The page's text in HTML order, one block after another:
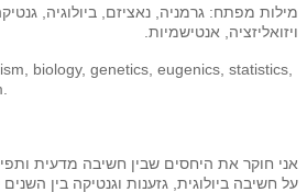
מילות מפתח: גרמניה, נאציזם, ביולוגיה,
ויזואליזציה, אנטישמיות.
biology, genetics, eugenics, statistics,
אני חוקר את היחסים שבין חשיבה מדעית